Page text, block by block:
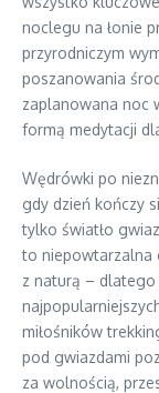
noclegu na łonie
przyrodniczym
poszanowania
zaplanowana noc
formą medytacji
Wędrówki po
gdy dzień kończy
tylko światło
to niepowtarzalna
z naturą – dlatego
miłośników
pod gwiazdami
za wolnością,